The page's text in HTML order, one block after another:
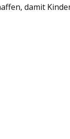
damit